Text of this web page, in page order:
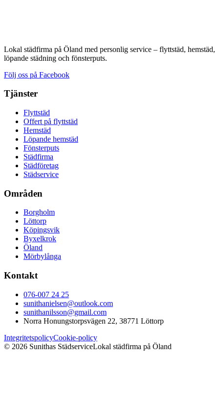
Lokal städfirma på Öland med personlig service – flyttstäd, hemstäd,
löpande städning och fönsterputs.
Följ oss på Facebook
Tjänster
Flyttstäd
Offert på flyttstäd
Hemstäd
Löpande hemstäd
Fönsterputs
Städfirma
Städföretag
Städservice
Områden
Borgholm
Löttorp
Köpingsvik
Byxelkrok
Öland
Mörbylånga
Kontakt
076-007 24 25
sunithanielsen@outlook.com
sunithanilsson@gmail.com
Norra Honungstorpsvägen 22, 38771 Löttorp
IntegritetspolicyCookie-policy
© 2026 Sunithas StädserviceLokal städfirma på Öland